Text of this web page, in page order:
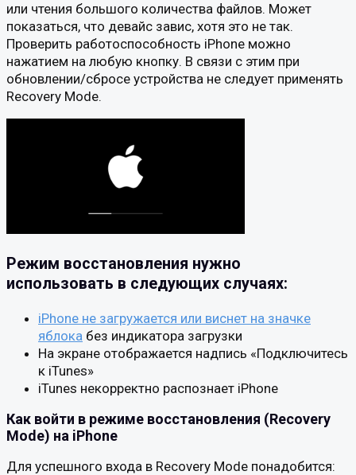
или чтения большого количества файлов. Может
показаться, что девайс завис, хотя это не так.
Проверить работоспособность iPhone можно
нажатием на любую кнопку. В связи с этим при
обновлении/сбросе устройства не следует применять
Recovery Mode.
Режим восстановления нужно
использовать в следующих случаях:
iPhone не загружается или виснет на значке
яблока без индикатора загрузки
На экране отображается надпись «Подключитесь
к iTunes»
iTunes некорректно распознает iPhone
Как войти в режиме восстановления (Recovery
Mode) на iPhone
Для успешного входа в Recovery Mode понадобится: